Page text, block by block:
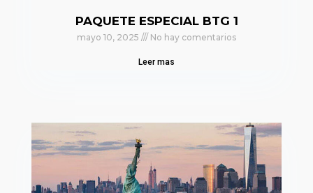
PAQUETE ESPECIAL BTG 1
mayo 10, 2025 No hay comentarios
Leer mas